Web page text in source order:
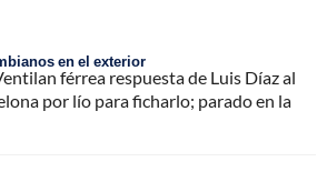
en el exterior
férrea respuesta de Luis Díaz al
por lío para ficharlo; parado en la